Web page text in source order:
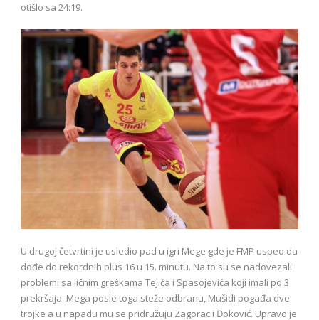
otišlo sa 24:19.
U drugoj četvrtini je usledio pad u igri Mege gde je FMP uspeo da
dođe do rekordnih plus 16 u 15. minutu. Na to su se nadovezali
problemi sa ličnim greškama Tejića i Spasojevića koji imali po 3
prekršaja. Mega posle toga steže odbranu, Mušidi pogađa dve
trojke a u napadu mu se pridružuju Zagorac i Đoković. Upravo je